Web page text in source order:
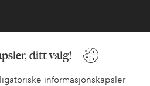
ditt valg!
informasjonskapsler